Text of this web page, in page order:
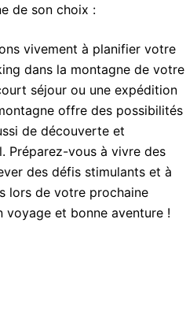
de son choix :
vivement à planifier votre
dans la montagne de votre
séjour ou une expédition
offre des possibilités
de découverte et
Préparez-vous à vivre des
des défis stimulants et à
lors de votre prochaine
voyage et bonne aventure !